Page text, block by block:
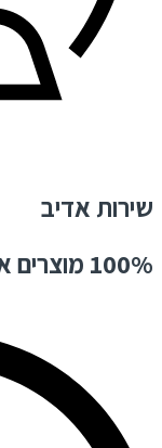
שירות אדיב
100% מוצרים איכותיים